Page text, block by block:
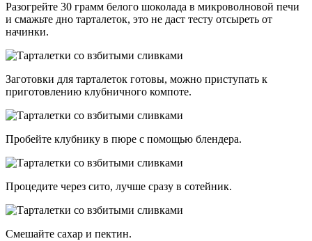
Разогрейте 30 грамм белого шоколада в микроволновой печи
и смажьте дно тарталеток, это не даст тесту отсыреть от
начинки.
Заготовки для тарталеток готовы, можно приступать к
приготовлению клубничного компоте.
Пробейте клубнику в пюре с помощью блендера.
Процедите через сито, лучше сразу в сотейник.
Смешайте сахар и пектин.